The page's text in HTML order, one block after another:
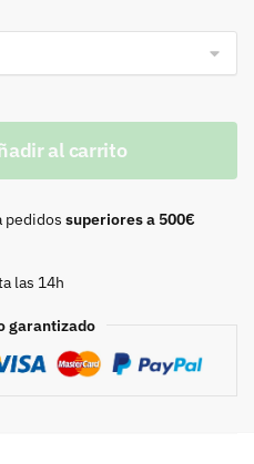
al carrito
pedidos superiores a 500€
las 14h
garantizado